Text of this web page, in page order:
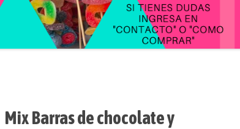
Mix Barras de chocolate y